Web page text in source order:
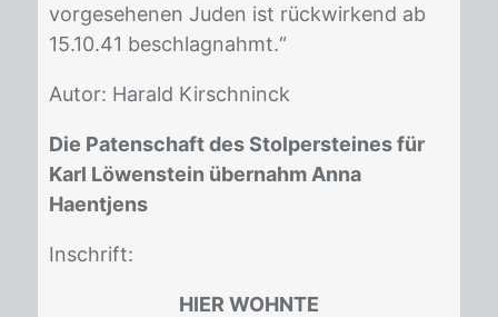
vor­ge­se­he­nen Ju­den ist rück­wir­kend ab
15.10.41 be­schlag­nahmt.“
Au­tor: Ha­rald Kir­sch­ninck
Die Patenschaft des Stolpersteines für
Karl Löwenstein übernahm Anna
Haentjens
In­schrift:
HIER WOHNTE